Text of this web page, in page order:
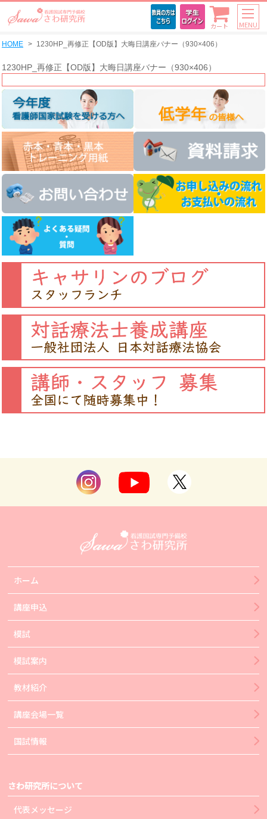
カート MENU
HOME 1230HP_再修正【OD版】大晦日講座バナー（930×406）
1230HP_再修正【OD版】大晦日講座バナー（930×406）
ホーム
講座申込
模試
模試案内
教材紹介
講座会場一覧
国試情報
さわ研究所について
代表メッセージ